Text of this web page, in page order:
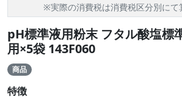
※実際の消費税は消費税区分別にて
pH標準液用粉末 フタル酸塩標
用×5袋 143F060
商品
特徴